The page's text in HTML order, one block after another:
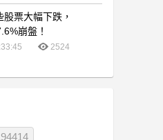
票大幅下跌，
崩盤！
2524